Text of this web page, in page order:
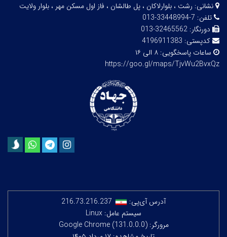
نشانی: رشت ، بلوارلاکان ، پل طالشان ، فاز اول مسکن مهر ، بلوار ولایت
تلفن: 7-33448994-013
دورنگار: 32465562-013
کدپستی: 4196911383
ساعات پاسخگویی: ۸ الی ۱۶
https://goo.gl/maps/TjvWu2BvxQz
آدرس آی‌پی:
216.73.216.237
سیستم عامل: Linux
مرورگر: Google Chrome (131.0.0.0)